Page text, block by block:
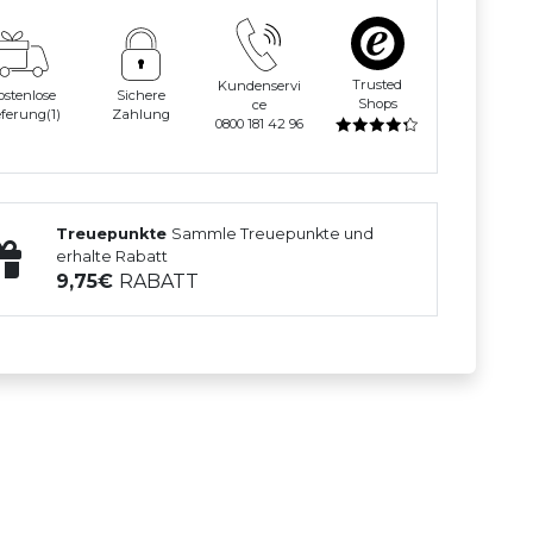
Sichere
Zahlung
Kundenservi
ce
0800 181 42 96
Trusted
Shops
Treuepunkte Sammle Treuepunkte und
erhalte Rabatt
9,75 RABATT